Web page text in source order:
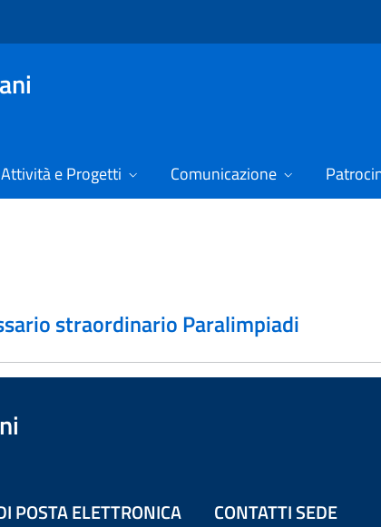
Attività e Progetti Comunicazione
straordinario Paralimpiadi
POSTA ELETTRONICA CONTATTI SEDE